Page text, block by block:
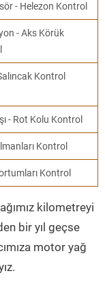
- Helezon Kontrol
- Aks Körük
Kontrol
- Rot Kolu Kontrol
Kontrol
Kontrol
kilometreyi
bir yıl geçse
motor yağ